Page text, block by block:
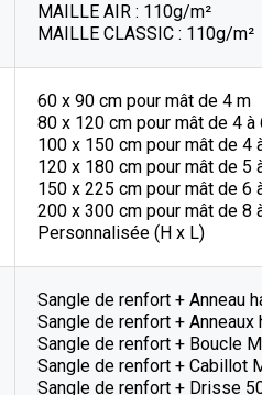
MAILLE AIR : 110g/m²
MAILLE CLASSIC : 110g/m²
60 x 90 cm pour mât de 4 m
80 x 120 cm pour mât de 4 à
100 x 150 cm pour mât de 4
120 x 180 cm pour mât de 5
150 x 225 cm pour mât de 6
200 x 300 cm pour mât de 8
Personnalisée (H x L)
Sangle de renfort + Anneau
Sangle de renfort + Anneaux
Sangle de renfort + Boucle
Sangle de renfort + Cabillot
Sangle de renfort + Drisse